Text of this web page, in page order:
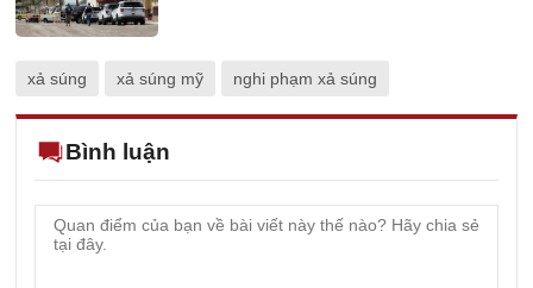
xả súng xả súng mỹ nghi phạm xả súng
Bình luận